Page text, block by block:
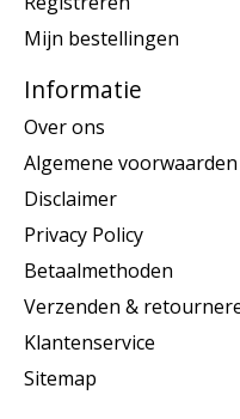
Mijn bestellingen
Informatie
Over ons
Algemene
Disclaimer
Privacy Policy
Betaalmethoden
Verzenden &
Klantenservice
Sitemap